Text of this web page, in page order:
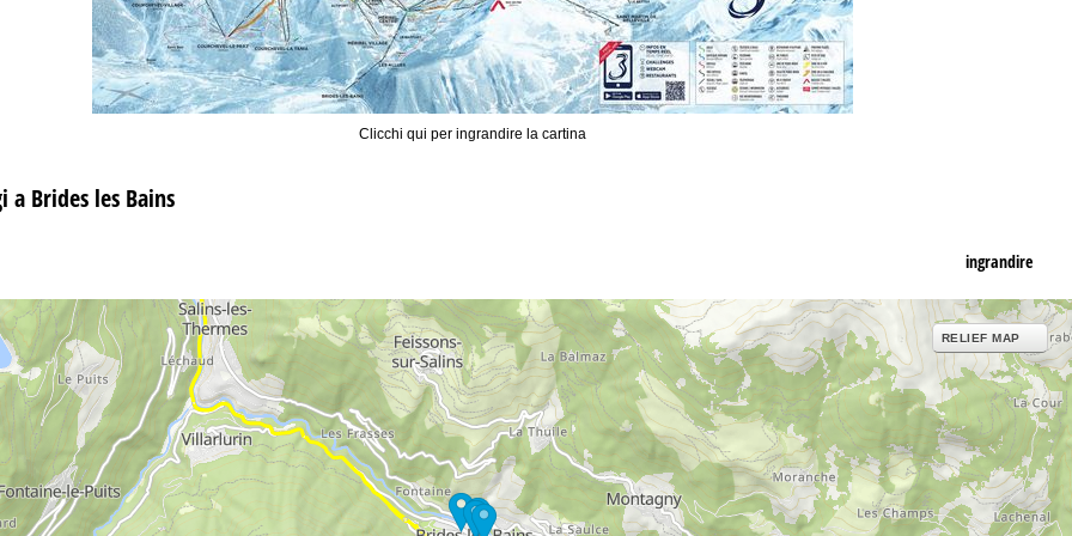
Clicchi qui per ingrandire la cartina
a Brides les Bains
ingrandire
RELIEF MAP